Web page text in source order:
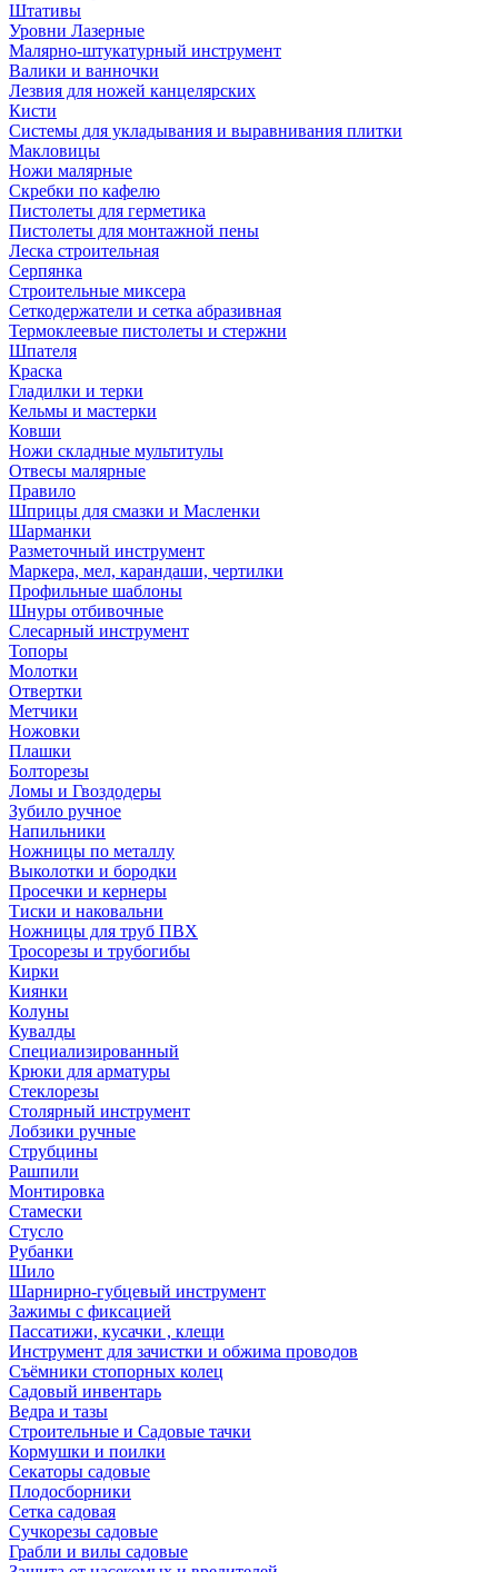
Штативы
Уровни Лазерные
Малярно-штукатурный инструмент
Валики и ванночки
Лезвия для ножей канцелярских
Кисти
Системы для укладывания и выравнивания плитки
Макловицы
Ножи малярные
Скребки по кафелю
Пистолеты для герметика
Пистолеты для монтажной пены
Леска строительная
Серпянка
Строительные миксера
Сеткодержатели и сетка абразивная
Термоклеевые пистолеты и стержни
Шпателя
Краска
Гладилки и терки
Кельмы и мастерки
Ковши
Ножи складные мультитулы
Отвесы малярные
Правило
Шприцы для смазки и Масленки
Шарманки
Разметочный инструмент
Маркера, мел, карандаши, чертилки
Профильные шаблоны
Шнуры отбивочные
Слесарный инструмент
Топоры
Молотки
Отвертки
Метчики
Ножовки
Плашки
Болторезы
Ломы и Гвоздодеры
Зубило ручное
Напильники
Ножницы по металлу
Выколотки и бородки
Просечки и кернеры
Тиски и наковальни
Ножницы для труб ПВХ
Тросорезы и трубогибы
Кирки
Киянки
Колуны
Кувалды
Специализированный
Крюки для арматуры
Стеклорезы
Столярный инструмент
Лобзики ручные
Струбцины
Рашпили
Монтировка
Стамески
Стусло
Рубанки
Шило
Шарнирно-губцевый инструмент
Зажимы с фиксацией
Пассатижи, кусачки , клещи
Инструмент для зачистки и обжима проводов
Съёмники стопорных колец
Садовый инвентарь
Ведра и тазы
Строительные и Садовые тачки
Кормушки и поилки
Секаторы садовые
Плодосборники
Сетка садовая
Сучкорезы садовые
Грабли и вилы садовые